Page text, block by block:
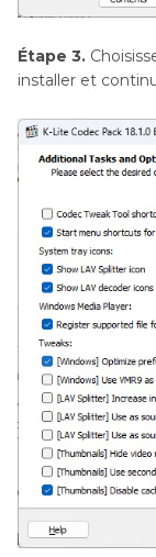
Étape 3.
installer et